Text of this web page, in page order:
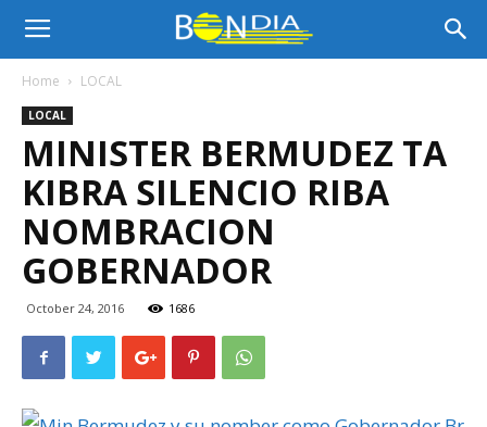
Bon
Dia
Aruba
Home LOCAL
LOCAL
MINISTER BERMUDEZ TA
KIBRA SILENCIO RIBA
NOMBRACION
GOBERNADOR
October 24, 2016 1686